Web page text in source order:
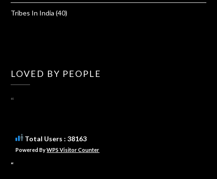
Tribes In India (40)
LOVED BY PEOPLE
“
Total Users : 38163
Powered ByWPS Visitor Counter
“